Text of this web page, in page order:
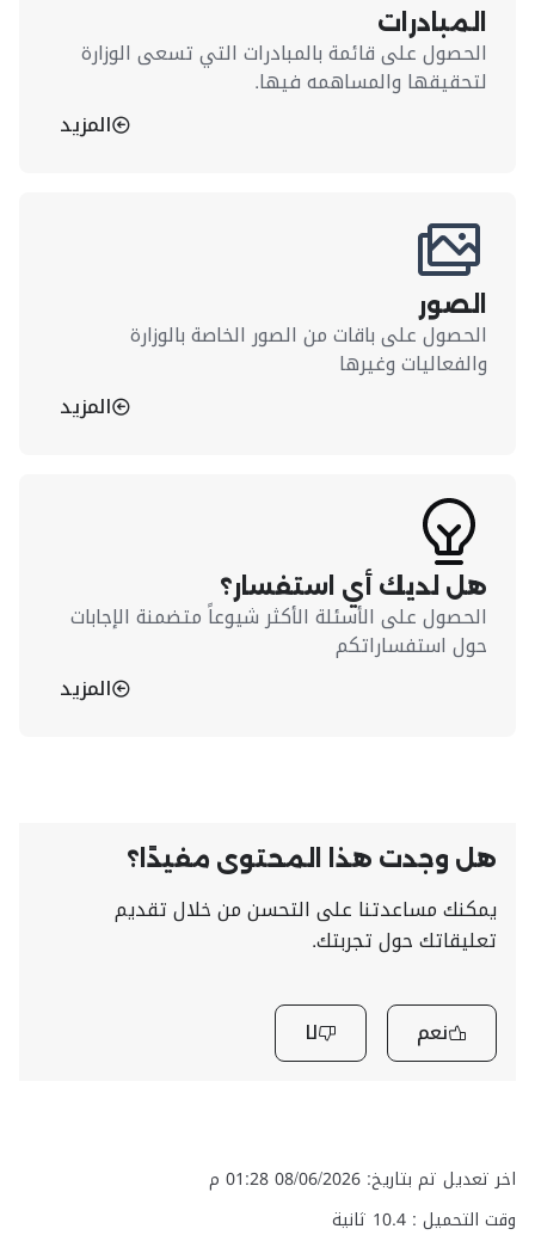
المبادرات
الحصول على قائمة بالمبادرات التي تسعى الوزارة
لتحقيقها والمساهمه فيها.
المزيد
الصور
الحصول على باقات من الصور الخاصة بالوزارة
والفعاليات وغيرها
المزيد
هل لديك أي استفسار؟
الحصول على الأسئلة الأكثر شيوعاً متضمنة الإجابات
حول استفساراتكم
المزيد
هل وجدت هذا المحتوى مفيدًا؟
يمكنك مساعدتنا على التحسن من خلال تقديم
تعليقاتك حول تجربتك.
نعم لا
اخر تعديل تم بتاريخ: 08/06/2026 01:28 م
وقت التحميل : 10.4 ثانية